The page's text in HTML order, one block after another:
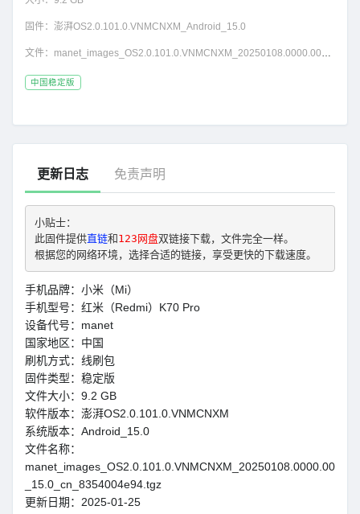
固件： 澎湃OS2.0.101.0.VNMCNXM_Android_15.0
文件： manet_images_OS2.0.101.0.VNMCNXM_20250108.0000.00_15.0_cn_8354004e94.tgz
中国稳定版
更新日志 免责声明
小贴士：
此固件提供直链和123网盘双链接下载，文件完全一样。
根据您的网络环境，选择合适的链接，享受更快的下载速度。
手机品牌：小米（Mi）
手机型号：红米（Redmi）K70 Pro
设备代号：manet
国家地区：中国
刷机方式：线刷包
固件类型：稳定版
文件大小：9.2 GB
软件版本：澎湃OS2.0.101.0.VNMCNXM
系统版本：Android_15.0
文件名称：
manet_images_OS2.0.101.0.VNMCNXM_20250108.0000.00
_15.0_cn_8354004e94.tgz
更新日期：2025-01-25